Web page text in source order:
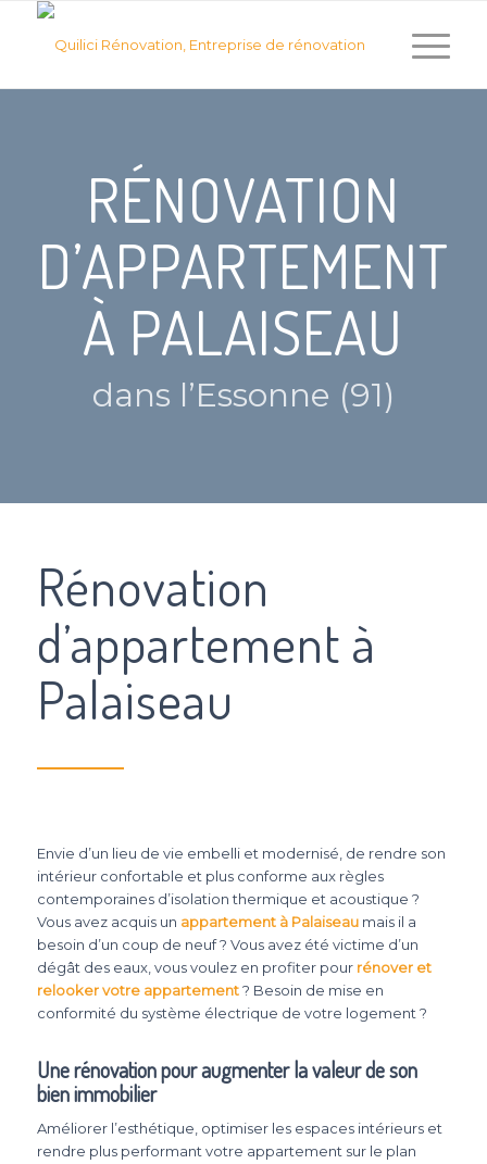
RÉNOVATION
D’APPARTEMENT
À PALAISEAU
dans l’Essonne (91)
Rénovation
d’appartement à
Palaiseau
Envie d’un lieu de vie embelli et modernisé, de rendre son
intérieur confortable et plus conforme aux règles
contemporaines d’isolation thermique et acoustique ?
Vous avez acquis un appartement à Palaiseaumais il a
besoin d’un coup de neuf ? Vous avez été victime d’un
dégât des eaux, vous voulez en profiter pour rénover et
relooker votre appartement? Besoin de mise en
conformité du système électrique de votre logement ?
Une rénovation pour augmenter la valeur de son
bien immobilier
Améliorer l’esthétique, optimiser les espaces intérieurs et
rendre plus performant votre appartement sur le plan